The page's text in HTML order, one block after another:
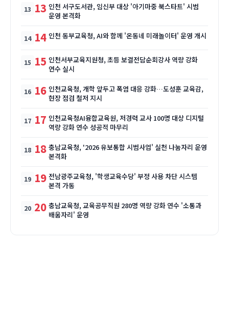
13 인천 서구도서관, 임신부 대상 '아기마중 북스타트' 시범
운영 본격화
14 인천 동부교육청, AI와 함께 '온동네 미래놀이터' 운영 개시
15 인천서부교육지원청, 초등 보결전담순회강사 역량 강화
연수 실시
16 인천교육청, 개학 앞두고 폭염 대응 강화…도성훈 교육감,
현장 점검 철저 지시
17 인천교육청AI융합교육원, 저경력 교사 100명 대상 디지털
역량 강화 연수 성공적 마무리
18 충남교육청, '2026 유보통합 시범사업' 실천 나눔자리 운영
본격화
19 전남광주교육청, '학생교육수당' 부정 사용 차단 시스템
본격 가동
20 충남교육청, 교육공무직원 280명 역량 강화 연수 '소통과
배움자리' 운영